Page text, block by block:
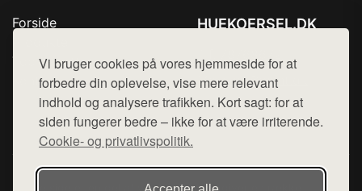
Vi bruger cookies på vores hjemmeside for at
forbedre din oplevelse, vise mere relevant
indhold og analysere trafikken. Kort sagt: for at
siden fungerer bedre – ikke for at være irriterende.
Cookie- og privatlivspolitik.
Forside
Top Rabatter
Kontakt
HUEKOERSEL.DK
Mail: hej@want.dk
Cookie- og privatlivspolitik
Denne side er en del af want.dk, der udgiver en række